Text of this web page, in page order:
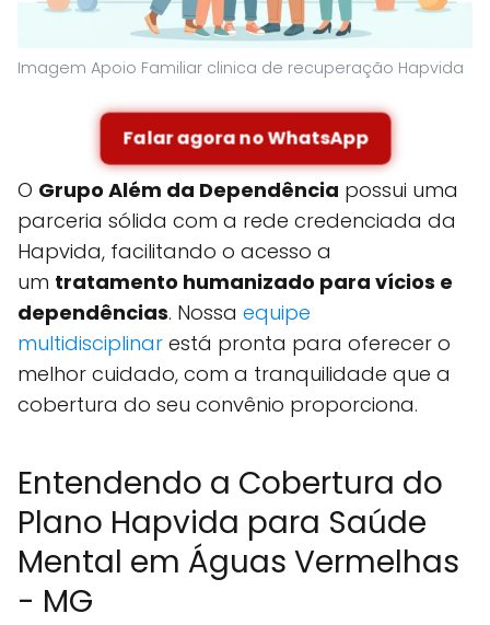
Imagem Apoio Familiar clinica de recuperação Hapvida
Falar agora no WhatsApp
O Grupo Além da Dependência possui uma
parceria sólida com a rede credenciada da
Hapvida, facilitando o acesso a
um tratamento humanizado para vícios e
dependências. Nossa equipe
multidisciplinar está pronta para oferecer o
melhor cuidado, com a tranquilidade que a
cobertura do seu convênio proporciona.
Entendendo a Cobertura do
Plano Hapvida para Saúde
Mental em Águas Vermelhas
- MG